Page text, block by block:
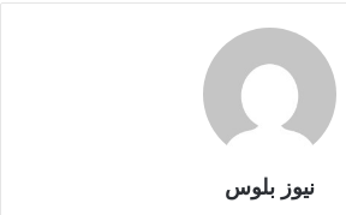
نيوز بلوس